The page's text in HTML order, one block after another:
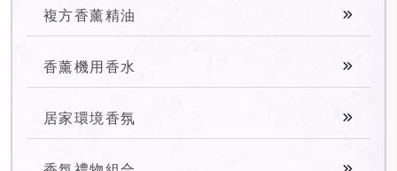
複方香薰精油
香薰機用香水
居家環境香氛